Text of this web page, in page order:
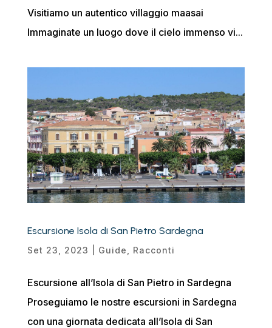
Visitiamo un autentico villaggio maasai
Immaginate un luogo dove il cielo immenso vi...
Escursione Isola di San Pietro Sardegna
Set 23, 2023 Guide Racconti
Escursione all’Isola di San Pietro in Sardegna
Proseguiamo le nostre escursioni in Sardegna
con una giornata dedicata all’Isola di San